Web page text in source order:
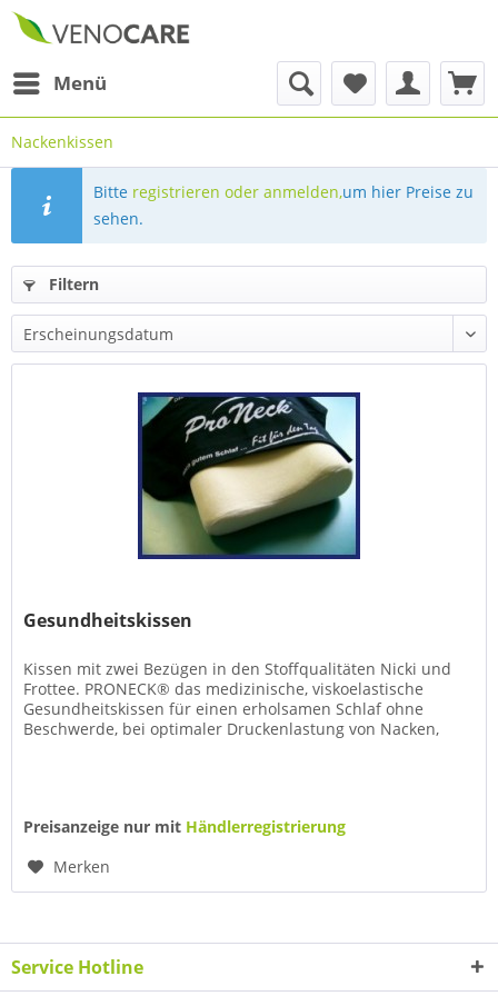
Menü
Nackenkissen
Bitte registrieren oder anmelden,um hier Preise zu
sehen.
Filtern
Gesundheitskissen
Kissen mit zwei Bezügen in den Stoffqualitäten Nicki und
Frottee. PRONECK® das medizinische, viskoelastische
Gesundheitskissen für einen erholsamen Schlaf ohne
Beschwerde, bei optimaler Druckenlastung von Nacken,
Preisanzeige nur mit Händlerregistrierung
Merken
Service Hotline